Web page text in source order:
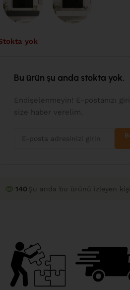
yok
Bu ürün şu anda stokta yok.
Endişelenmeyin! E-postanızı
size haber verelim.
140 Şu anda bu ürünü izleyen